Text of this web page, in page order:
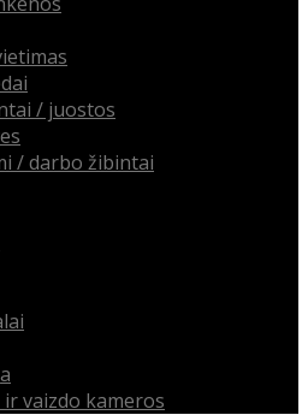
/ juostos
/ darbo žibintai
vaizdo kameros